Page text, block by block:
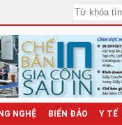
NGHỆ BIỂN ĐẢO Y TẾ